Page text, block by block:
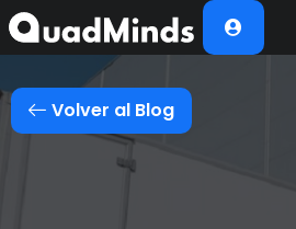
Soluciones
Módulos
Casos de Éxito
Volver al Blog